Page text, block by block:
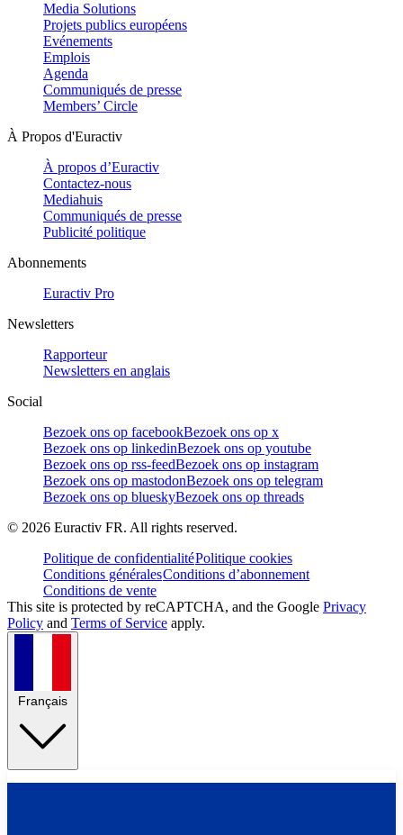
Media Solutions
Projets publics européens
Evénements
Emplois
Agenda
Communiqués de presse
Members’ Circle
À Propos d'Euractiv
À propos d’Euractiv
Contactez-nous
Mediahuis
Communiqués de presse
Publicité politique
Abonnements
Euractiv Pro
Newsletters
Rapporteur
Newsletters en anglais
Social
Bezoek ons op facebookBezoek ons op x
Bezoek ons op linkedinBezoek ons op youtube
Bezoek ons op rss-feedBezoek ons op instagram
Bezoek ons op mastodonBezoek ons op telegram
Bezoek ons op blueskyBezoek ons op threads
© 2026 Euractiv FR. All rights reserved.
Politique de confidentialitéPolitique cookies
Conditions généralesConditions d’abonnement
Conditions de vente
This site is protected by reCAPTCHA, and the Google Privacy
Policy and Terms of Service apply.
Français